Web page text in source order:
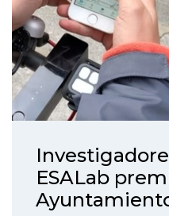
ESALab